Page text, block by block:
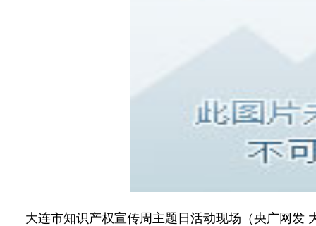
大连市知识产权宣传周主题日活动现场（央广网发